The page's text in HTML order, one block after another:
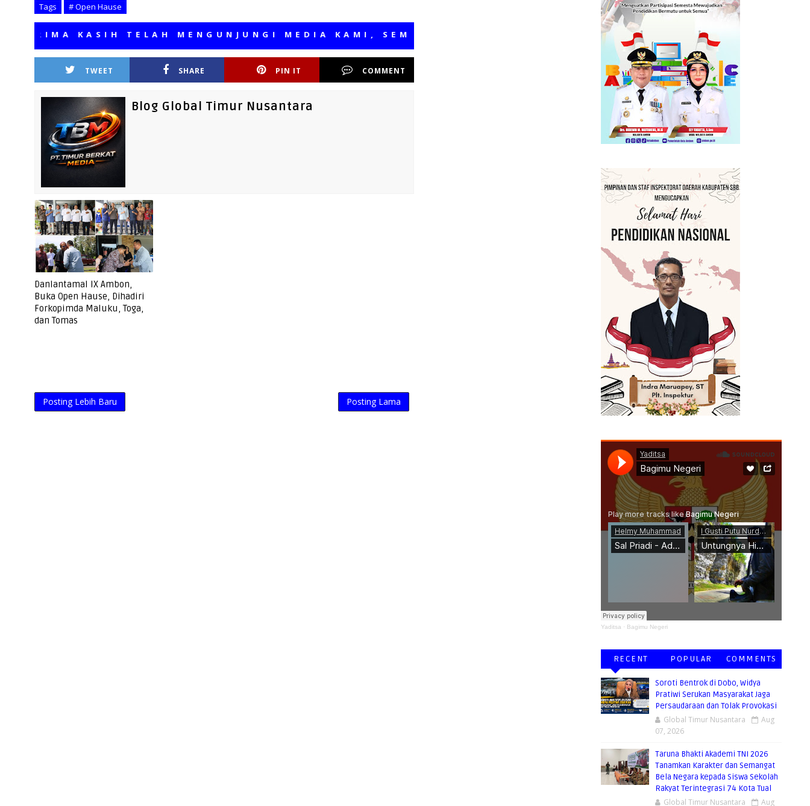
Tags # Open Hause
KASIH TELAH MENGUNJUNGI MEDIA KAMI, SEMOGA BERMANFAAT
TWEET SHARE PIN IT COMMENT
Blog Global Timur Nusantara
Danlantamal IX Ambon,
Buka Open Hause, Dihadiri
Forkopimda Maluku, Toga,
dan Tomas
Posting Lebih Baru Posting Lama
Yaditsa · Bagimu Negeri
RECENT POPULAR COMMENTS
Soroti Bentrok di Dobo, Widya
Pratiwi Serukan Masyarakat Jaga
Persaudaraan dan Tolak Provokasi
Global Timur Nusantara
Aug
07, 2026
Taruna Bhakti Akademi TNI 2026
Tanamkan Karakter dan Semangat
Bela Negara kepada Siswa Sekolah
Rakyat Terintegrasi 74 Kota Tual
Global Timur Nusantara Aug